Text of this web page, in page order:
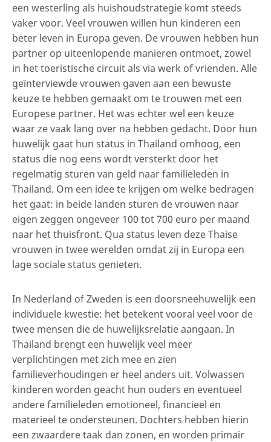
een westerling als huishoudstrategie komt steeds
vaker voor. Veel vrouwen willen hun kinderen een
beter leven in Europa geven. De vrouwen hebben hun
partner op uiteenlopende manieren ontmoet, zowel
in het toeristische circuit als via werk of vrienden. Alle
geïnterviewde vrouwen gaven aan een bewuste
keuze te hebben gemaakt om te trouwen met een
Europese partner. Het was echter wel een keuze
waar ze vaak lang over na hebben gedacht. Door hun
huwelijk gaat hun status in Thailand omhoog, een
status die nog eens wordt versterkt door het
regelmatig sturen van geld naar familieleden in
Thailand. Om een idee te krijgen om welke bedragen
het gaat: in beide landen sturen de vrouwen naar
eigen zeggen ongeveer 100 tot 700 euro per maand
naar het thuisfront. Qua status leven deze Thaise
vrouwen in twee werelden omdat zij in Europa een
lage sociale status genieten.
In Nederland of Zweden is een doorsneehuwelijk een
individuele kwestie: het betekent vooral veel voor de
twee mensen die de huwelijksrelatie aangaan. In
Thailand brengt een huwelijk veel meer
verplichtingen met zich mee en zien
familieverhoudingen er heel anders uit. Volwassen
kinderen worden geacht hun ouders en eventueel
andere familieleden emotioneel, financieel en
materieel te ondersteunen. Dochters hebben hierin
een zwaardere taak dan zonen, en worden primair